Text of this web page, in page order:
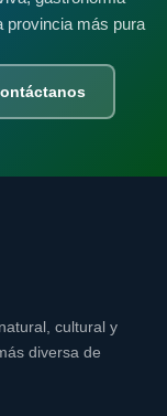
provincia más pura
cultural y
diversa de